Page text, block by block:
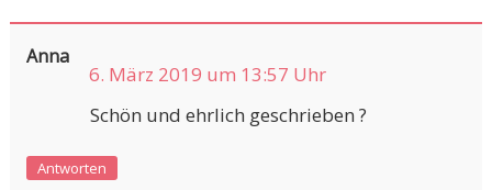
Anna
6. März 2019 um 13:57 Uhr
Schön und ehrlich geschrieben ?
Antworten